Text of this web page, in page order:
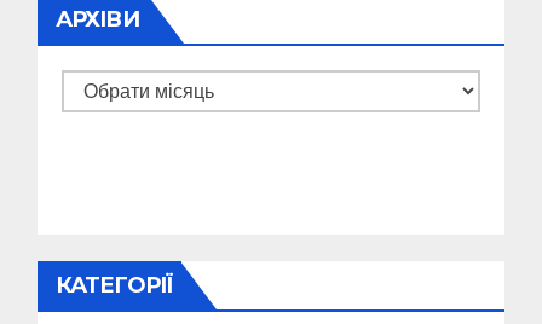
АРХІВИ
Архіви
КАТЕГОРІЇ